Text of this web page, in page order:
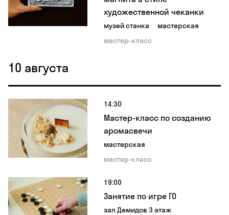
художественной чеканки
музей станка
мастерская
мастер-класс
10 августа
14:30
Мастер-класс по созданию
аромасвечи
мастерская
мастер-класс
19:00
Занятие по игре ГО
зал Демидов 3 этаж